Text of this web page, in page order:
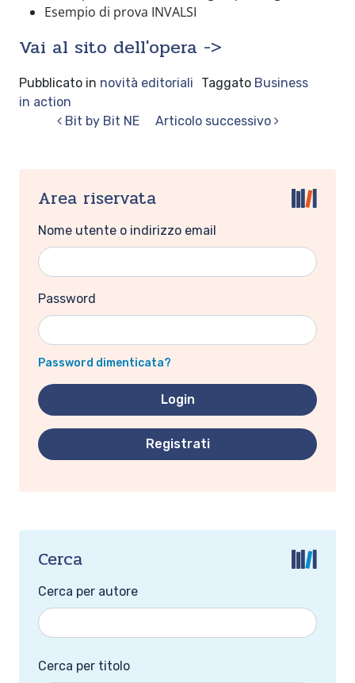
Esempio di prova INVALSI
Vai al sito dell'opera ->
Pubblicato in novità editoriali Taggato Business
in action
Navigazione articoli
Bit by Bit NE Articolo successivo
Area riservata
Nome utente o indirizzo email
Password
Password dimenticata?
Registrati
Cerca
Cerca per autore
Cerca per titolo